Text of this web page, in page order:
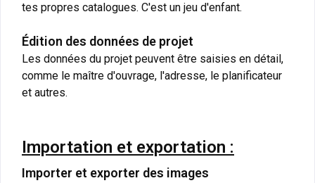
tes propres catalogues. C'est un jeu d'enfant.
Édition des données de projet
Les données du projet peuvent être saisies en détail,
comme le maître d'ouvrage, l'adresse, le planificateur
et autres.
Importation et exportation :
Importer et exporter des images